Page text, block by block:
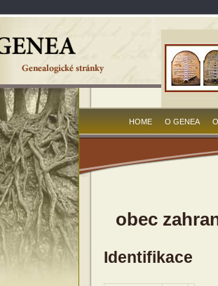
HOME O GENEA
obec
Identifikace